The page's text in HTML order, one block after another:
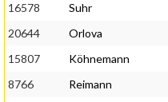
16578
Suhr
20644
Orlova
15807
Köhnemann
8766
Reimann